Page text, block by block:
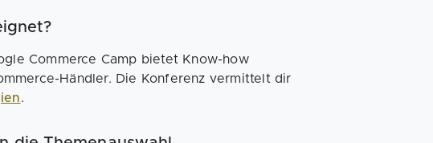
Commerce Camp bietet Know-how
Händler. Die Konferenz vermittelt dir
.